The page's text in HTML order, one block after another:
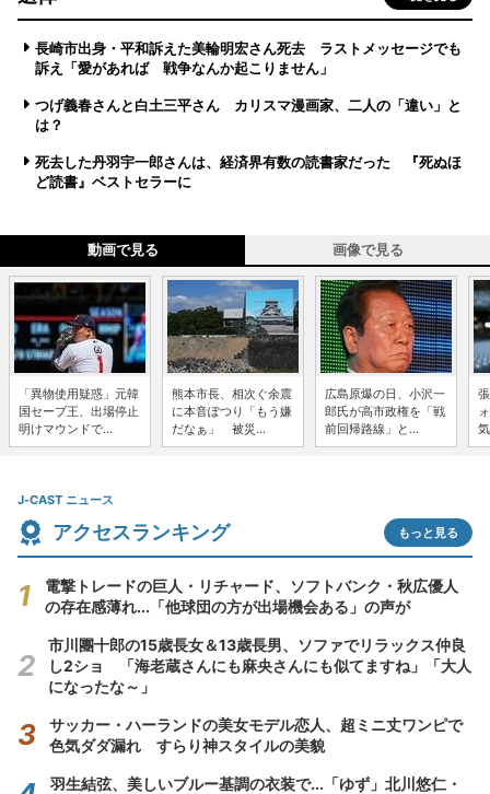
長崎市出身・平和訴えた美輪明宏さん死去 ラストメッセージでも
訴え「愛があれば 戦争なんか起こりません」
つげ義春さんと白土三平さん カリスマ漫画家、二人の「違い」と
は？
死去した丹羽宇一郎さんは、経済界有数の読書家だった 『死ぬほ
ど読書』ベストセラーに
動画で見る 画像で見る
「異物使用疑惑」元韓
国セーブ王、出場停止
明けマウンドで...
熊本市長、相次ぐ余震
に本音ぽつり「もう嫌
だなぁ」 被災...
広島原爆の日、小沢一
郎氏が高市政権を「戦
前回帰路線」と...
J-CAST ニュース
アクセスランキング もっと見る
電撃トレードの巨人・リチャード、ソフトバンク・秋広優人
の存在感薄れ...「他球団の方が出場機会ある」の声が
市川團十郎の15歳長女＆13歳長男、ソファでリラックス仲良
し2ショ 「海老蔵さんにも麻央さんにも似てますね」「大人
になったな～」
サッカー・ハーランドの美女モデル恋人、超ミニ丈ワンピで
色気ダダ漏れ すらり神スタイルの美貌
羽生結弦、美しいブルー基調の衣装で...「ゆず」北川悠仁・